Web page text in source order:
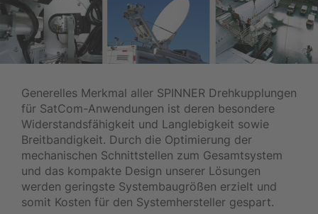
Generelles Merkmal aller SPINNER Drehkupplungen
für SatCom-Anwendungen ist deren besondere
Widerstandsfähigkeit und Langlebigkeit sowie
Breitbandigkeit. Durch die Optimierung der
mechanischen Schnittstellen zum Gesamtsystem
und das kompakte Design unserer Lösungen
werden geringste Systembaugrößen erzielt und
somit Kosten für den Systemhersteller gespart.